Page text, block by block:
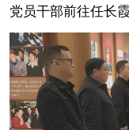
党员干部前往任长